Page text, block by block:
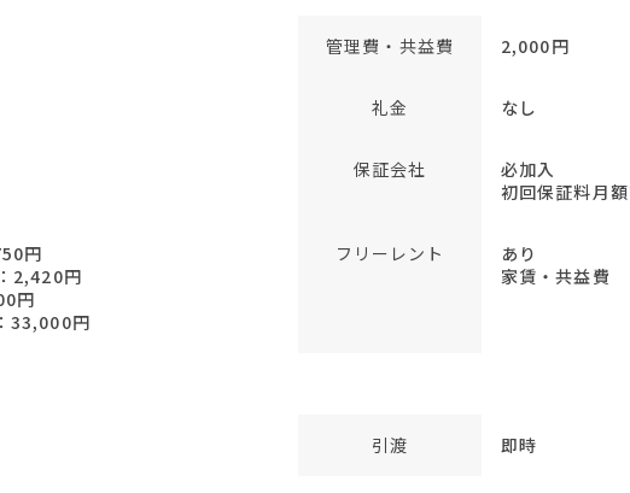
管理費・共益費 2,000円
礼金 なし
保証会社
必加入
初回保証料月
円
2,420円
円
33,000円
フリーレント
あり
家賃・共益費
引渡 即時